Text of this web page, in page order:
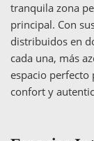
tranquila zona
principal. Con
distribuidos en
cada una, más
espacio
confort y